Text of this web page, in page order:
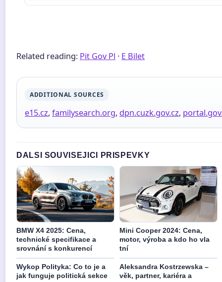
Related reading: Pit Gov Pl · E Bilet
ADDITIONAL SOURCES
e15.cz, familysearch.org, dpn.cuzk.gov.cz,
DALSI SOUVISEJICI PRISPEVKY
BMW X4 2025: Cena,
technické specifikace a
srovnání s konkurencí
Mini Cooper 2024: Cena,
motor, výroba a kdo ho vla
tní
Wykop Polityka: Co to je a
jak funguje politická sekce
Aleksandra Kostrzewska –
věk, partner, kariéra a